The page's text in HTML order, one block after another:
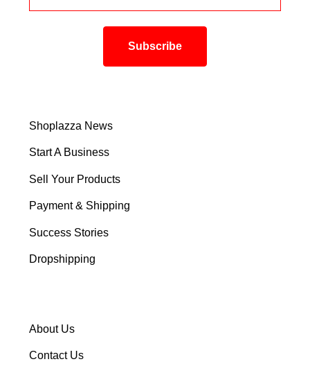
Shoplazza News
Start A Business
Sell Your Products
Payment & Shipping
Success Stories
Dropshipping
About Us
Contact Us